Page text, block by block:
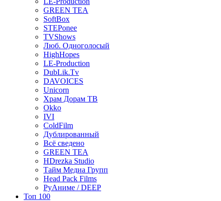
GREEN TEA
SoftBox
STEPonee
TVShows
Люб. Одноголосый
HighHopes
LE-Production
DubLik.Tv
DAVOICES
Unicorn
Храм Дорам ТВ
Okko
IVI
ColdFilm
Дублированный
Всё сведено
GREEN TEA
HDrezka Studio
Тайм Медиа Групп
Head Pack Films
РуАниме / DEEP
Топ 100